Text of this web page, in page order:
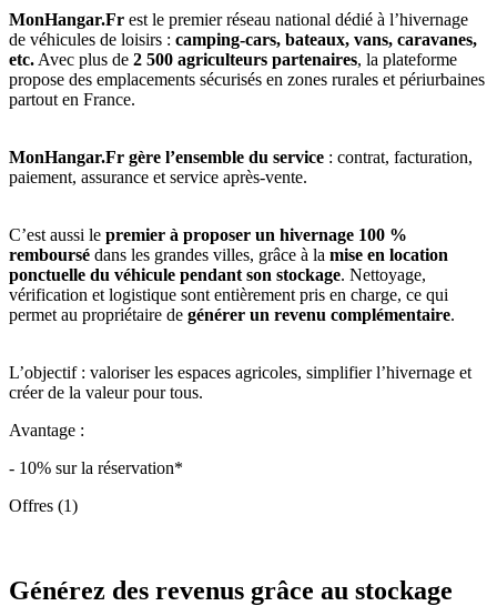
MonHangar.Fr est le premier réseau national dédié à l’hivernage
de véhicules de loisirs : camping-cars, bateaux, vans, caravanes,
etc. Avec plus de 2 500 agriculteurs partenaires, la plateforme
propose des emplacements sécurisés en zones rurales et périurbaines
partout en France.
MonHangar.Fr gère l’ensemble du service : contrat, facturation,
paiement, assurance et service après-vente.
C’est aussi le premier à proposer un hivernage 100 %
remboursé dans les grandes villes, grâce à la mise en location
ponctuelle du véhicule pendant son stockage. Nettoyage,
vérification et logistique sont entièrement pris en charge, ce qui
permet au propriétaire de générer un revenu complémentaire.
L’objectif : valoriser les espaces agricoles, simplifier l’hivernage et
créer de la valeur pour tous.
Avantage :
- 10% sur la réservation*
Offres (1)
Générez des revenus grâce au stockage